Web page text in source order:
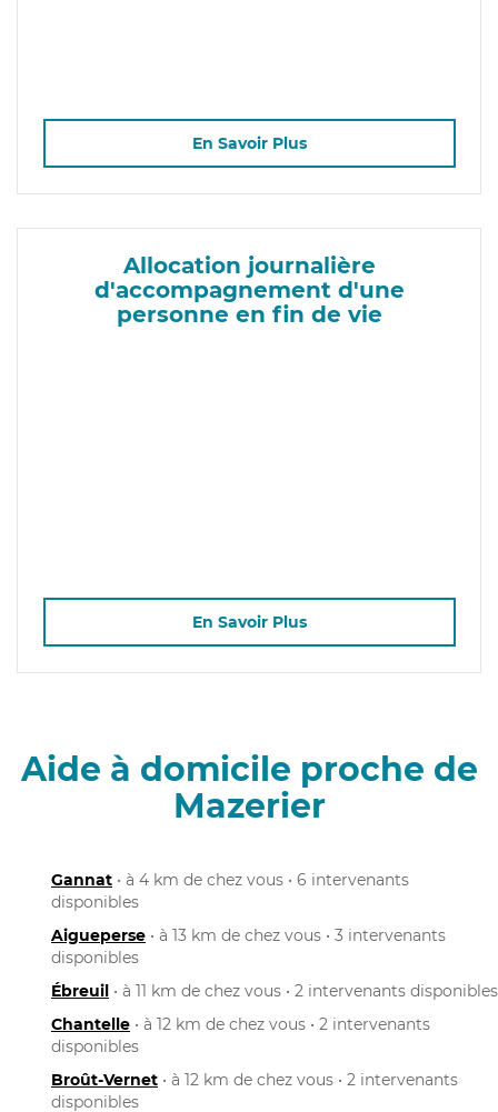
En Savoir Plus
Allocation journalière
d'accompagnement d'une
personne en fin de vie
En Savoir Plus
Aide à domicile proche de
Mazerier
Gannat • à 4 km de chez vous • 6 intervenants
disponibles
Aigueperse • à 13 km de chez vous • 3 intervenants
disponibles
Ébreuil • à 11 km de chez vous • 2 intervenants disponibles
Chantelle • à 12 km de chez vous • 2 intervenants
disponibles
Broût-Vernet • à 12 km de chez vous • 2 intervenants
disponibles